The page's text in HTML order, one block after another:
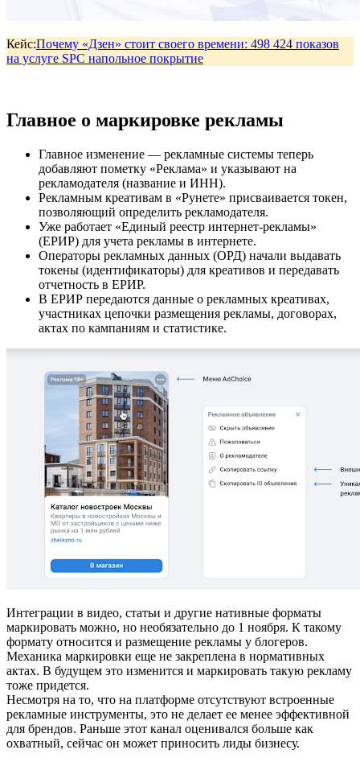
Кейс:Почему «Дзен» стоит своего времени: 498 424 показов
на услуге SPC напольное покрытие
Главное о маркировке рекламы
Главное изменение — рекламные системы теперь
добавляют пометку «Реклама» и указывают на
рекламодателя (название и ИНН).
Рекламным креативам в «Рунете» присваивается токен,
позволяющий определить рекламодателя.
Уже работает «Единый реестр интернет-рекламы»
(ЕРИР) для учета рекламы в интернете.
Операторы рекламных данных (ОРД) начали выдавать
токены (идентификаторы) для креативов и передавать
отчетность в ЕРИР.
В ЕРИР передаются данные о рекламных креативах,
участниках цепочки размещения рекламы, договорах,
актах по кампаниям и статистике.
Интеграции в видео, статьи и другие нативные форматы
маркировать можно, но необязательно до 1 ноября. К такому
формату относится и размещение рекламы у блогеров.
Механика маркировки еще не закреплена в нормативных
актах. В будущем это изменится и маркировать такую рекламу
тоже придется.
Несмотря на то, что на платформе отсутствуют встроенные
рекламные инструменты, это не делает ее менее эффективной
для брендов. Раньше этот канал оценивался больше как
охватный, сейчас он может приносить лиды бизнесу.